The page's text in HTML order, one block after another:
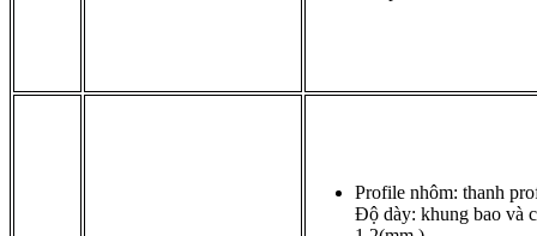
Profile nhôm: thanh
Độ dày: khung bao và